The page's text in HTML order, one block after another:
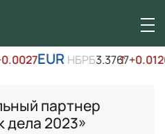
EURНБРБ3.3767
↑+0.0126
партнер
дела 2023»